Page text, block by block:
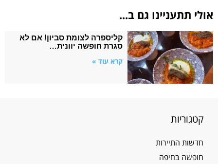
אולי תתעניינו גם ב...
קליספרה לצומת סביון! אם לא
סגרת חופשה יוונית…
קרא עוד »
קטגוריות
חדשות התיירות
חופשה בחיפה